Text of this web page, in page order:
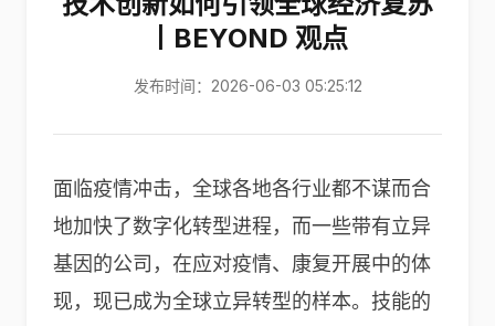
丨BEYOND 观点
发布时间：2026-06-03 05:25:12
面临疫情冲击，全球各地各行业都不谋而合
地加快了数字化转型进程，而一些带有立异
基因的公司，在应对疫情、康复开展中的体
现，现已成为全球立异转型的样本。技能的